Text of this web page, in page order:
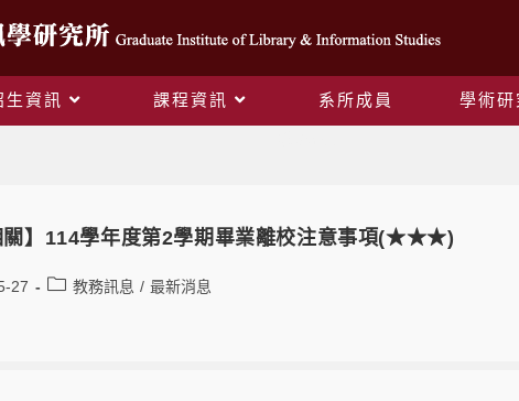
生資訊 課程資訊 系所成員 學術研
關】114學年度第2學期畢業離校注意事項(★★★)
27 教務訊息 / 最新消息